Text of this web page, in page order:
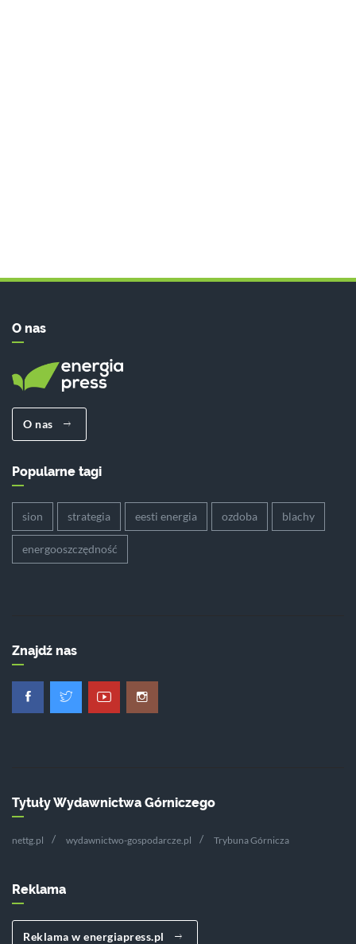
O nas
O nas
Popularne tagi
sion strategia eesti energia ozdoba blachy
energooszczędność
Znajdź nas
Tytuły Wydawnictwa Górniczego
nettg.pl wydawnictwo-gospodarcze.pl Trybuna Górnicza
Reklama
Reklama w energiapress.pl